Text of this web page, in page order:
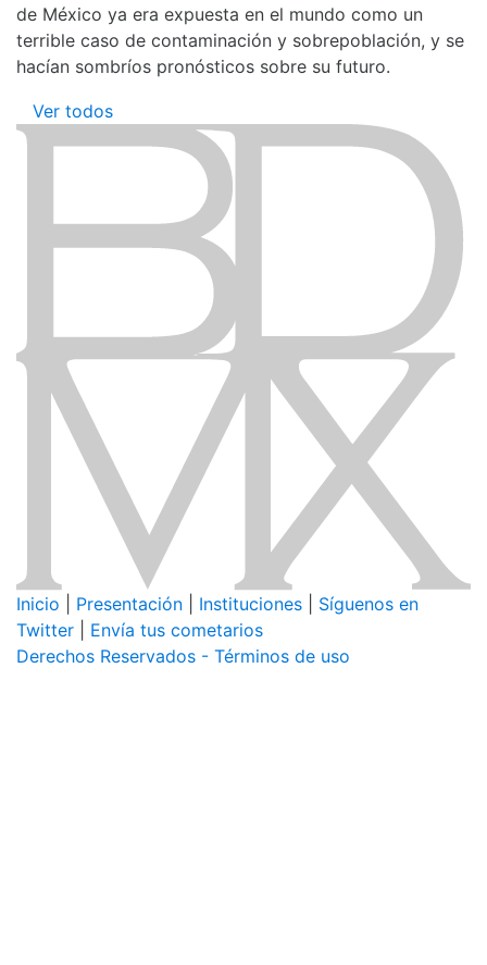
de México ya era expuesta en el mundo como un
terrible caso de contaminación y sobrepoblación, y se
hacían sombríos pronósticos sobre su futuro.
Ver todos
Inicio Presentación Instituciones
Síguenos en
Twitter
Envía tus cometarios
Derechos Reservados - Términos de uso